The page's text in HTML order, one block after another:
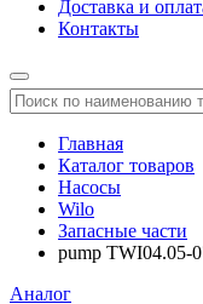
Доставка и
Контакты
Главная
Каталог товаров
Насосы
Wilo
Запасные части
pump TWI04.05-
Аналог